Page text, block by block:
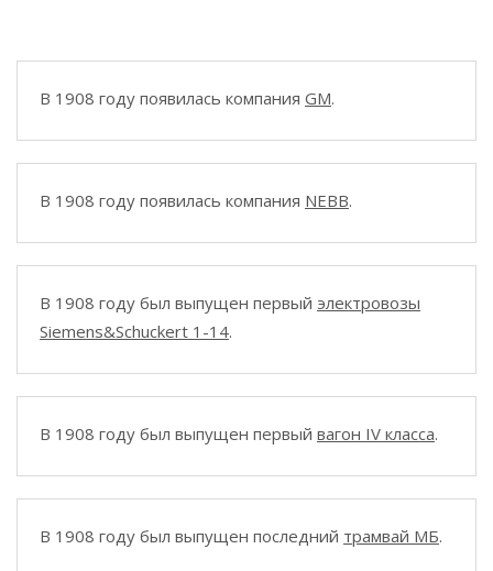
В 1908 году появилась компания GM.
В 1908 году появилась компания NEBB.
В 1908 году был выпущен первый электровозы
Siemens&Schuckert 1-14.
В 1908 году был выпущен первый вагон IV класса.
В 1908 году был выпущен последний трамвай МБ.